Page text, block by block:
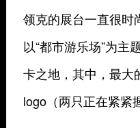
领克的展台一直很时
以“都市游乐场”为主
卡之地，其中，最大
logo（两只正在紧紧